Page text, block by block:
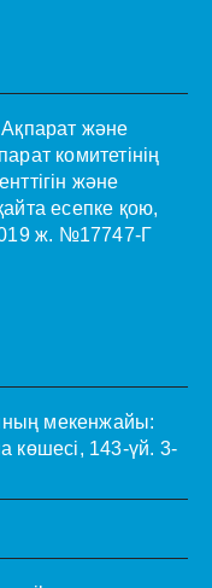
Ақпарат және
комитетінің
және
есепке қою,
ж. №17747-Г
мекенжайы:
көшесі, 143-үй. 3-